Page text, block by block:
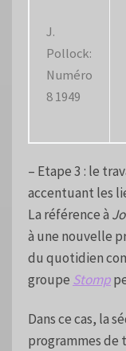
J.
Pollock:
Numéro
8 1949
– Etape 3 : le
accentuant les
La référence à
à une nouvelle
du quotidien
groupe Stomp
Dans ce cas, la
programmes de